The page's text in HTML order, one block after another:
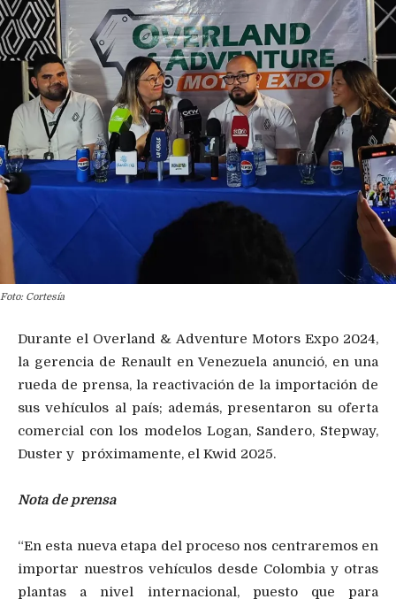
Foto: Cortesía
Durante el Overland & Adventure Motors Expo 2024,
la gerencia de Renault en Venezuela anunció, en una
rueda de prensa, la reactivación de la importación de
sus vehículos al país; además, presentaron su oferta
comercial con los modelos Logan, Sandero, Stepway,
Duster y próximamente, el Kwid 2025.
Nota de prensa
“En esta nueva etapa del proceso nos centraremos en
importar nuestros vehículos desde Colombia y otras
plantas a nivel internacional, puesto que para